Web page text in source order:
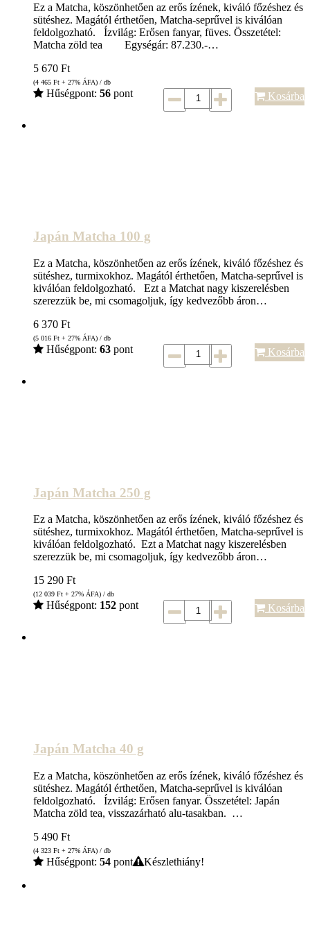
Ez a Matcha, köszönhetően az erős ízének, kiváló főzéshez és
sütéshez. Magától érthetően, Matcha-seprűvel is kiválóan
feldolgozható. Ízvilág: Erősen fanyar, füves. Összetétel:
Matcha zöld tea Egységár: 87.230.-…
5 670 Ft
(4 465 Ft + 27% ÁFA) / db
Hűségpont: 56 pont Kosárba
Japán Matcha 100 g
Ez a Matcha, köszönhetően az erős ízének, kiváló főzéshez és
sütéshez, turmixokhoz. Magától érthetően, Matcha-seprűvel is
kiválóan feldolgozható. Ezt a Matchat nagy kiszerelésben
szerezzük be, mi csomagoljuk, így kedvezőbb áron…
6 370 Ft
(5 016 Ft + 27% ÁFA) / db
Hűségpont: 63 pont Kosárba
Japán Matcha 250 g
Ez a Matcha, köszönhetően az erős ízének, kiváló főzéshez és
sütéshez, turmixokhoz. Magától érthetően, Matcha-seprűvel is
kiválóan feldolgozható. Ezt a Matchat nagy kiszerelésben
szerezzük be, mi csomagoljuk, így kedvezőbb áron…
15 290 Ft
(12 039 Ft + 27% ÁFA) / db
Hűségpont: 152 pont Kosárba
Japán Matcha 40 g
Ez a Matcha, köszönhetően az erős ízének, kiváló főzéshez és
sütéshez. Magától érthetően, Matcha-seprűvel is kiválóan
feldolgozható. Ízvilág: Erősen fanyar. Összetétel: Japán
Matcha zöld tea, visszazárható alu-tasakban. …
5 490 Ft
(4 323 Ft + 27% ÁFA) / db
Hűségpont: 54 pont Készlethiány!